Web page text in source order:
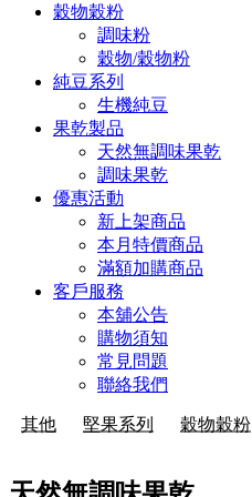
穀物穀粉
調味粉
穀物/穀物粉
純豆系列
生機純豆
果乾製品
天然無調味果乾
調味果乾
優惠活動
新上架商品
本月特價商品
滿額加購商品
客戶服務
本舖公告
購物須知
常見問題
聯絡我們
其他 堅果系列 穀物穀粉